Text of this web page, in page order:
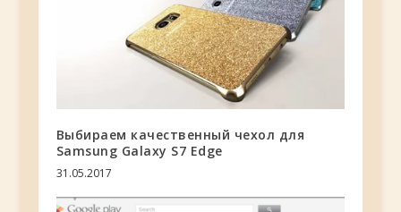
Выбираем качественный чехол для
Samsung Galaxy S7 Edge
31.05.2017